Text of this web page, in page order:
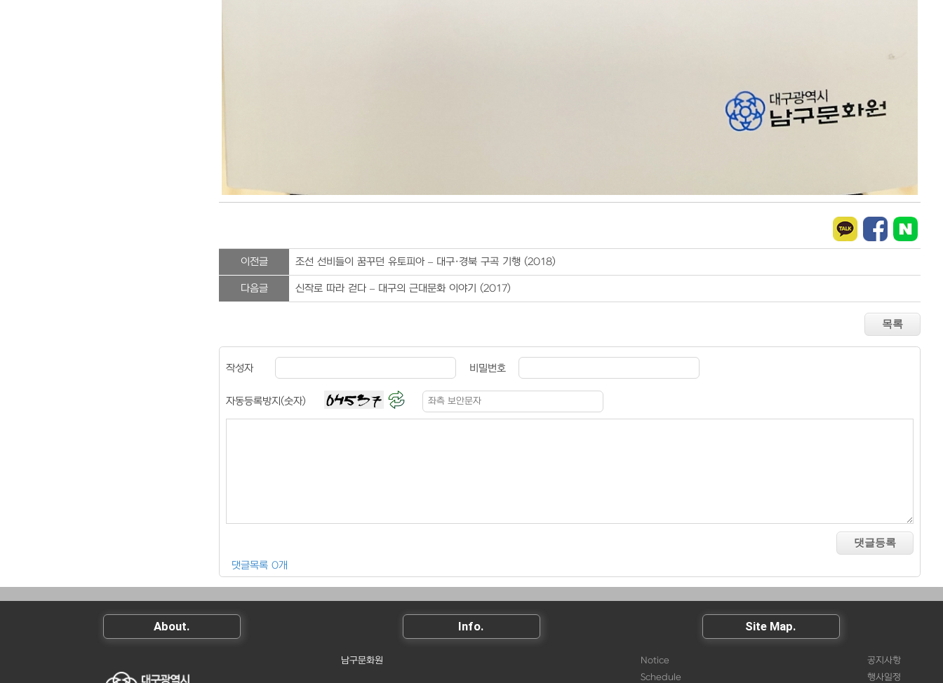
이전글 조선 선비들이 꿈꾸던 유토피아 – 대구·경북 구곡 기행 (2018)
다음글 신작로 따라 걷다 – 대구의 근대문화 이야기 (2017)
작성자 비밀번호
자동등록방지(숫자)
댓글목록 0개
About. Info.
남구문화원
Site Map.
Notice
공지사항
Schedule
행사일정